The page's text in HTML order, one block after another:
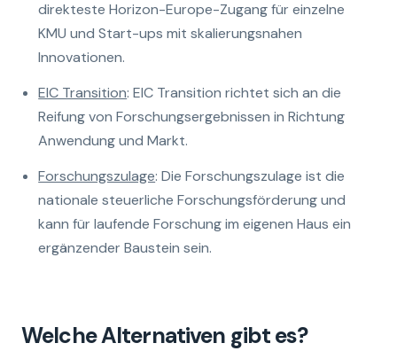
direkteste Horizon-Europe-Zugang für einzelne
KMU und Start-ups mit skalierungsnahen
Innovationen.
EIC Transition: EIC Transition richtet sich an die
Reifung von Forschungsergebnissen in Richtung
Anwendung und Markt.
Forschungszulage: Die Forschungszulage ist die
nationale steuerliche Forschungsförderung und
kann für laufende Forschung im eigenen Haus ein
ergänzender Baustein sein.
Welche Alternativen gibt es?